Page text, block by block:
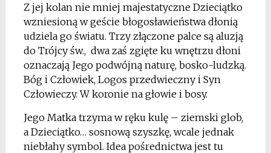
Z jej kolan nie mniej majestatyczne Dzieciątko
wzniesioną w geście błogosławieństwa dłonią
udziela go światu. Trzy złączone palce są aluzją
do Trójcy św., dwa zaś zgięte ku wnętrzu dłoni
oznaczają Jego podwójną naturę, bosko-ludzką.
Bóg i Człowiek, Logos przedwieczny i Syn
Człowieczy. W koronie na głowie i bosy.
Jego Matka trzyma w ręku kulę – ziemski glob,
a Dzieciątko… sosnową szyszkę, wcale jednak
niebłahy symbol. Idea pośrednictwa jest tu